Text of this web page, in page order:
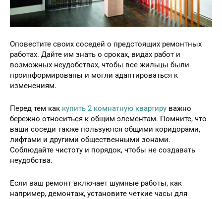
Оповестите своих соседей о предстоящих ремонтных
работах. Дайте им знать о сроках, видах работ и
возможных неудобствах, чтобы все жильцы были
проинформированы и могли адаптироваться к
изменениям.
Перед тем как купить 2 комнатную квартиру важно
бережно относиться к общим элементам. Помните, что
ваши соседи также пользуются общими коридорами,
лифтами и другими общественными зонами.
Соблюдайте чистоту и порядок, чтобы не создавать
неудобства.
Если ваш ремонт включает шумные работы, как
например, демонтаж, установите четкие часы для